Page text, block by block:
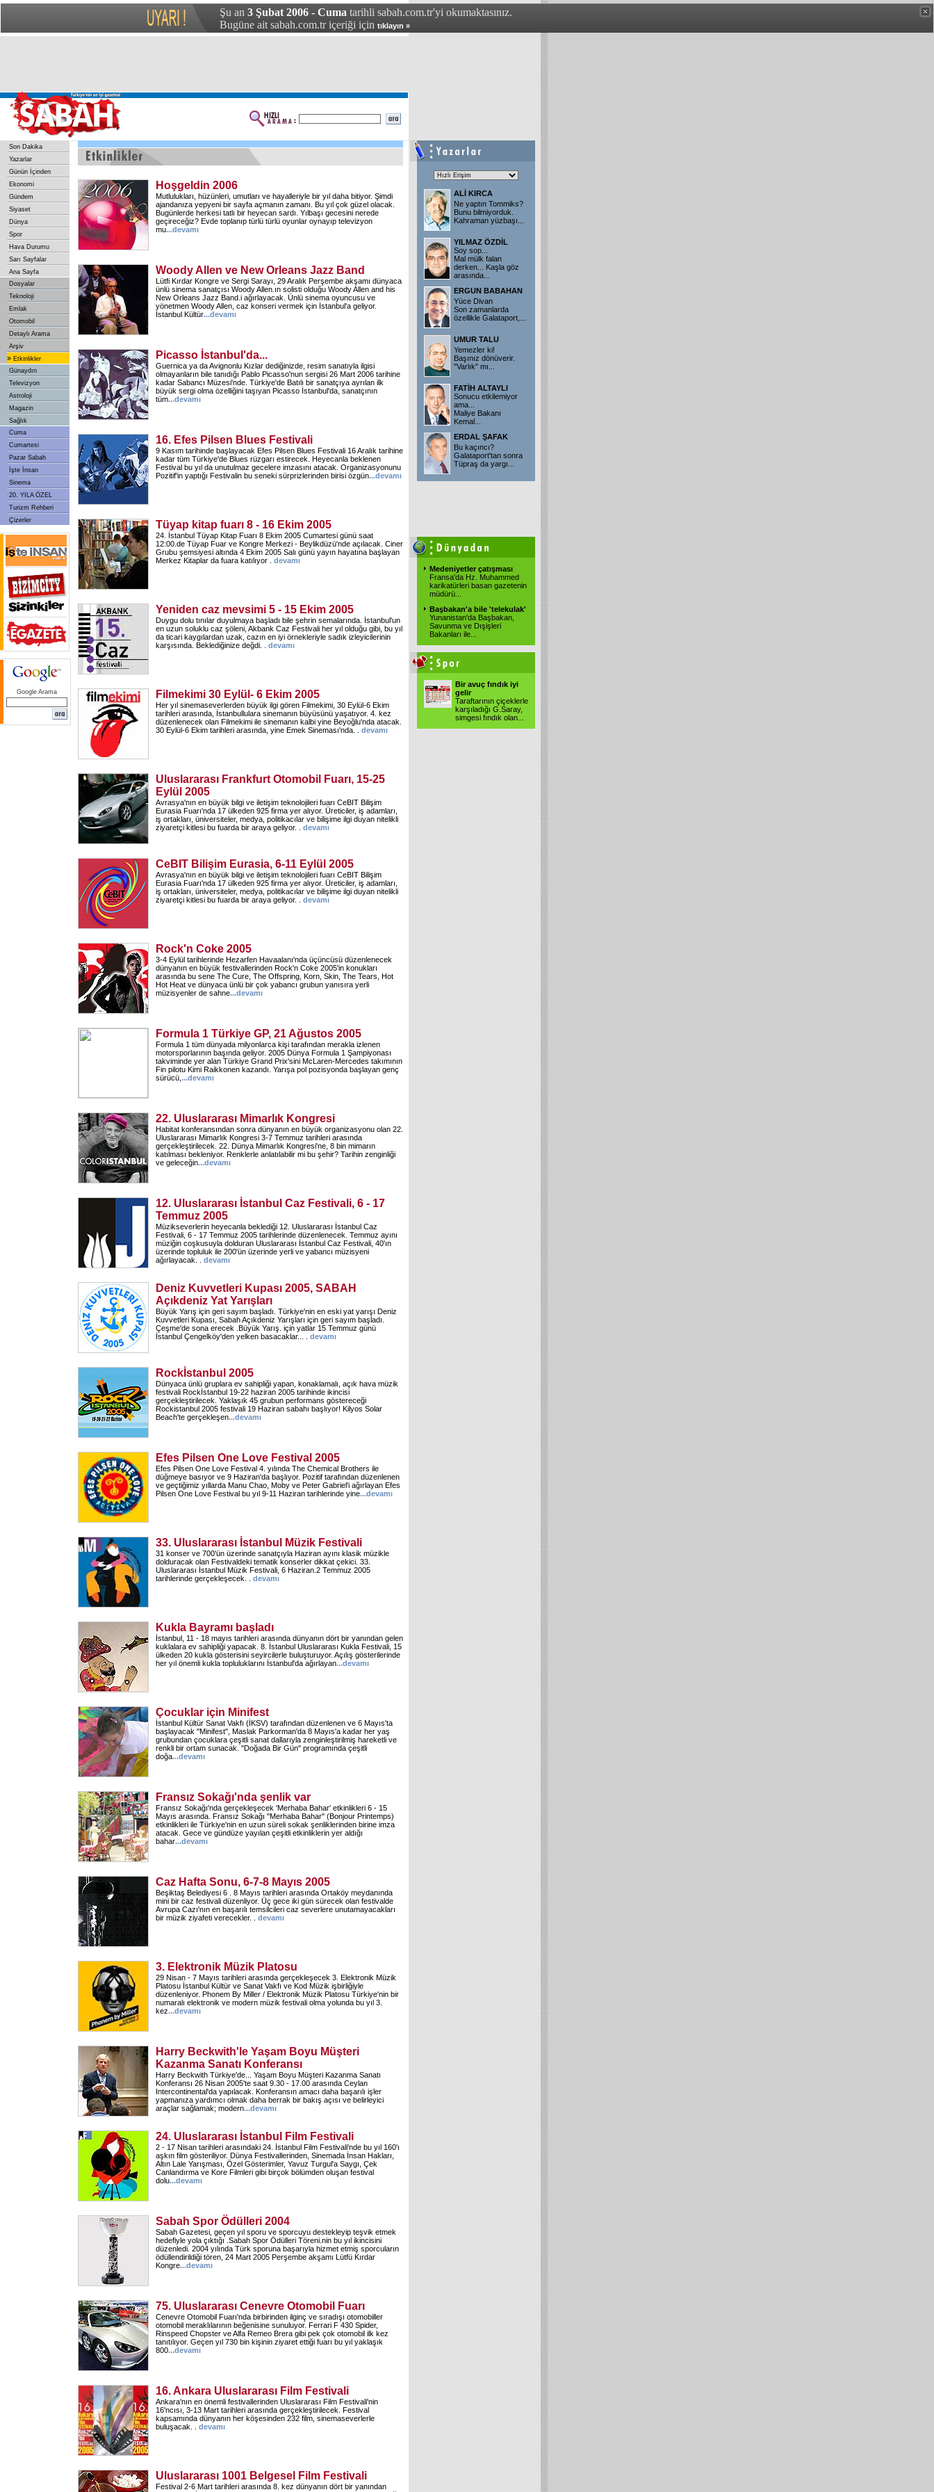
Şu an 3 Şubat 2006 - Cuma tarihli sabah.com.tr'yi okumaktasınız.
Bugüne ait sabah.com.tr içeriği için tıklayın »
Son Dakika
Yazarlar
Günün İçinden
Ekonomi
Gündem
Siyaset
Dünya
Spor
Hava Durumu
Sarı Sayfalar
Ana Sayfa
Dosyalar
Teknoloji
Emlak
Otomobil
Detaylı Arama
Arşiv
» Etkinlikler
Günaydın
Televizyon
Astroloji
Magazin
Sağlık
Cuma
Cumartesi
Pazar Sabah
İşte İnsan
Sinema
20. YILA ÖZEL
Turizm Rehberi
Çizerler
Google Arama
Hoşgeldin 2006
Mutlulukları, hüzünleri, umutları ve hayalleriyle bir yıl daha bitiyor. Şimdi
ajandanıza yepyeni bir sayfa açmanın zamanı. Bu yıl çok güzel olacak.
Bugünlerde herkesi tatlı bir heyecan sardı. Yılbaşı gecesini nerede
geçireceğiz? Evde toplanıp türlü türlü oyunlar oynayıp televizyon
mu...devamı
Woody Allen ve New Orleans Jazz Band
Lütfi Kırdar Kongre ve Sergi Sarayı, 29 Aralık Perşembe akşamı dünyaca
ünlü sinema sanatçısı Woody Allen.ın solisti olduğu Woody Allen and his
New Orleans Jazz Band.i ağırlayacak. Ünlü sinema oyuncusu ve
yönetmen Woody Allen, caz konseri vermek için İstanbul'a geliyor.
İstanbul Kültür...devamı
Picasso İstanbul'da...
Guernica ya da Avignonlu Kızlar dediğinizde, resim sanatıyla ilgisi
olmayanların bile tanıdığı Pablo Picasso'nun sergisi 26 Mart 2006 tarihine
kadar Sabancı Müzesi'nde. Türkiye'de Batılı bir sanatçıya ayrılan ilk
büyük sergi olma özelliğini taşıyan Picasso İstanbul'da, sanatçının
tüm...devamı
16. Efes Pilsen Blues Festivali
9 Kasım tarihinde başlayacak Efes Pilsen Blues Festivali 16 Aralık tarihine
kadar tüm Türkiye'de Blues rüzgarı estirecek. Heyecanla beklenen
Festival bu yıl da unutulmaz gecelere imzasını atacak. Organizasyonunu
Pozitif'in yaptığı Festivalin bu seneki sürprizlerinden birisi özgün...devamı
Tüyap kitap fuarı 8 - 16 Ekim 2005
24. İstanbul Tüyap Kitap Fuarı 8 Ekim 2005 Cumartesi günü saat
12:00.de Tüyap Fuar ve Kongre Merkezi - Beylikdüzü'nde açılacak. Ciner
Grubu şemsiyesi altında 4 Ekim 2005 Salı günü yayın hayatına başlayan
Merkez Kitaplar da fuara katılıyor . devamı
Yeniden caz mevsimi 5 - 15 Ekim 2005
Duygu dolu tınılar duyulmaya başladı bile şehrin semalarında. İstanbul'un
en uzun soluklu caz şöleni, Akbank Caz Festivali her yıl olduğu gibi, bu yıl
da ticari kaygılardan uzak, cazın en iyi örnekleriyle sadık izleyicilerinin
karşısında. Beklediğinize değdi. . devamı
Filmekimi 30 Eylül- 6 Ekim 2005
Her yıl sinemaseverlerden büyük ilgi gören Filmekimi, 30 Eylül-6 Ekim
tarihleri arasında, İstanbullulara sinemanın büyüsünü yaşatıyor. 4. kez
düzenlenecek olan Filmekimi ile sinemanın kalbi yine Beyoğlu'nda atacak.
30 Eylül-6 Ekim tarihleri arasında, yine Emek Sineması'nda. . devamı
Uluslararası Frankfurt Otomobil Fuarı, 15-25
Eylül 2005
Avrasya'nın en büyük bilgi ve iletişim teknolojileri fuarı CeBIT Bilişim
Eurasia Fuarı'nda 17 ülkeden 925 firma yer alıyor. Üreticiler, iş adamları,
iş ortakları, üniversiteler, medya, politikacılar ve bilişime ilgi duyan nitelikli
ziyaretçi kitlesi bu fuarda bir araya geliyor. . devamı
CeBIT Bilişim Eurasia, 6-11 Eylül 2005
Avrasya'nın en büyük bilgi ve iletişim teknolojileri fuarı CeBIT Bilişim
Eurasia Fuarı'nda 17 ülkeden 925 firma yer alıyor. Üreticiler, iş adamları,
iş ortakları, üniversiteler, medya, politikacılar ve bilişime ilgi duyan nitelikli
ziyaretçi kitlesi bu fuarda bir araya geliyor. . devamı
Rock'n Coke 2005
3-4 Eylül tarihlerinde Hezarfen Havaalanı'nda üçüncüsü düzenlenecek
dünyanın en büyük festivallerinden Rock'n Coke 2005'in konukları
arasında bu sene The Cure, The Offspring, Korn, Skin, The Tears, Hot
Hot Heat ve dünyaca ünlü bir çok yabancı grubun yanısıra yerli
müzisyenler de sahne...devamı
Formula 1 Türkiye GP, 21 Ağustos 2005
Formula 1 tüm dünyada milyonlarca kişi tarafından merakla izlenen
motorsporlarının başında geliyor. 2005 Dünya Formula 1 Şampiyonası
takviminde yer alan Türkiye Grand Prix'sini McLaren-Mercedes takımının
Fin pilotu Kimi Raikkonen kazandı. Yarışa pol pozisyonda başlayan genç
sürücü, ...devamı
22. Uluslararası Mimarlık Kongresi
Habitat konferansından sonra dünyanın en büyük organizasyonu olan 22.
Uluslararası Mimarlık Kongresi 3-7 Temmuz tarihleri arasında
gerçekleştirilecek. 22. Dünya Mimarlık Kongresi'ne, 8 bin mimarın
katılması bekleniyor. Renklerle anlatılabilir mi bu şehir? Tarihin zenginliği
ve geleceğin...devamı
12. Uluslararası İstanbul Caz Festivali, 6 - 17
Temmuz 2005
Müzikseverlerin heyecanla beklediği 12. Uluslararası İstanbul Caz
Festivali, 6 - 17 Temmuz 2005 tarihlerinde düzenlenecek. Temmuz ayını
müziğin coşkusuyla dolduran Uluslararası İstanbul Caz Festivali, 40'ın
üzerinde topluluk ile 200'ün üzerinde yerli ve yabancı müzisyeni
ağırlayacak. . devamı
Deniz Kuvvetleri Kupası 2005, SABAH
Açıkdeniz Yat Yarışları
Büyük Yarış için geri sayım başladı. Türkiye'nin en eski yat yarışı Deniz
Kuvvetleri Kupası, Sabah Açıkdeniz Yarışları için geri sayım başladı.
Çeşme'de sona erecek .Büyük Yarış. için yatlar 15 Temmuz günü
İstanbul Çengelköy'den yelken basacaklar... . devamı
Rockİstanbul 2005
Dünyaca ünlü gruplara ev sahipliği yapan, konaklamalı, açık hava müzik
festivali Rockİstanbul 19-22 haziran 2005 tarihinde ikincisi
gerçekleştirilecek. Yaklaşık 45 grubun performans göstereceği
Rockistanbul 2005 festivali 19 Haziran sabahı başlıyor! Kilyos Solar
Beach'te gerçekleşen...devamı
Efes Pilsen One Love Festival 2005
Efes Pilsen One Love Festival 4. yılında The Chemical Brothers ile
düğmeye basıyor ve 9 Haziran'da başlıyor. Pozitif tarafından düzenlenen
ve geçtiğimiz yıllarda Manu Chao, Moby ve Peter Gabriel'i ağırlayan Efes
Pilsen One Love Festival bu yıl 9-11 Haziran tarihlerinde yine...devamı
33. Uluslararası İstanbul Müzik Festivali
31 konser ve 700'ün üzerinde sanatçıyla Haziran ayını klasik müzikle
dolduracak olan Festivaldeki tematik konserler dikkat çekici. 33.
Uluslararası İstanbul Müzik Festivali, 6 Haziran.2 Temmuz 2005
tarihlerinde gerçekleşecek. . devamı
Kukla Bayramı başladı
İstanbul, 11 - 18 mayıs tarihleri arasında dünyanın dört bir yanından gelen
kuklalara ev sahipliği yapacak. 8. İstanbul Uluslararası Kukla Festivali, 15
ülkeden 20 kukla gösterisini seyircilerle buluşturuyor. Açılış gösterilerinde
her yıl önemli kukla topluluklarını İstanbul'da ağırlayan...devamı
Çocuklar için Minifest
İstanbul Kültür Sanat Vakfı (İKSV) tarafından düzenlenen ve 6 Mayıs'ta
başlayacak ''Minifest'', Maslak Parkorman'da 8 Mayıs'a kadar her yaş
grubundan çocuklara çeşitli sanat dallarıyla zenginleştirilmiş hareketli ve
renkli bir ortam sunacak. ''Doğada Bir Gün'' programında çeşitli
doğa...devamı
Fransız Sokağı'nda şenlik var
Fransız Sokağı'nda gerçekleşecek 'Merhaba Bahar' etkinlikleri 6 - 15
Mayıs arasında. Fransız Sokağı ''Merhaba Bahar'' (Bonjour Printemps)
etkinlikleri ile Türkiye'nin en uzun süreli sokak şenliklerinden birine imza
atacak. Gece ve gündüze yayılan çeşitli etkinliklerin yer aldığı
bahar...devamı
Caz Hafta Sonu, 6-7-8 Mayıs 2005
Beşiktaş Belediyesi 6 . 8 Mayıs tarihleri arasında Ortaköy meydanında
mini bir caz festivali düzenliyor. Üç gece iki gün sürecek olan festivalde
Avrupa Cazı'nın en başarılı temsilcileri caz severlere unutamayacakları
bir müzik ziyafeti verecekler. . devamı
3. Elektronik Müzik Platosu
29 Nisan - 7 Mayıs tarihleri arasında gerçekleşecek 3. Elektronik Müzik
Platosu İstanbul Kültür ve Sanat Vakfı ve Kod Müzik işbirliğiyle
düzenleniyor. Phonem By Miller / Elektronik Müzik Platosu Türkiye'nin bir
numaralı elektronik ve modern müzik festivali olma yolunda bu yıl 3.
kez...devamı
Harry Beckwith'le Yaşam Boyu Müşteri
Kazanma Sanatı Konferansı
Harry Beckwith Türkiye'de... Yaşam Boyu Müşteri Kazanma Sanatı
Konferansı 26 Nisan 2005'te saat 9.30 - 17.00 arasında Ceylan
Intercontinental'da yapılacak. Konferansın amacı daha başarılı işler
yapmanıza yardımcı olmak daha berrak bir bakış açısı ve belirleyici
araçlar sağlamak; modern...devamı
24. Uluslararası İstanbul Film Festivali
2 - 17 Nisan tarihleri arasındaki 24. İstanbul Film Festivali'nde bu yıl 160'ı
aşkın film gösteriliyor. Dünya Festivallerinden, Sinemada İnsan Hakları,
Altın Lale Yarışması, Özel Gösterimler, Yavuz Turgul'a Saygı, Çek
Canlandırma ve Kore Filmleri gibi birçok bölümden oluşan festival
dolu...devamı
Sabah Spor Ödülleri 2004
Sabah Gazetesi, geçen yıl sporu ve sporcuyu destekleyip teşvik etmek
hedefiyle yola çıktığı .Sabah Spor Ödülleri Töreni.nin bu yıl ikincisini
düzenledi. 2004 yılında Türk sporuna başarıyla hizmet etmiş sporcuların
ödüllendirildiği tören, 24 Mart 2005 Perşembe akşamı Lütfü Kırdar
Kongre...devamı
75. Uluslararası Cenevre Otomobil Fuarı
Cenevre Otomobil Fuarı'nda birbirinden ilginç ve sıradışı otomobiller
otomobil meraklılarının beğenisine sunuluyor. Ferrari F 430 Spider,
Rinspeed Chopster ve Alfa Remeo Brera gibi pek çok otomobil ilk kez
tanıtılıyor. Geçen yıl 730 bin kişinin ziyaret ettiği fuarı bu yıl yaklaşık
800...devamı
16. Ankara Uluslararası Film Festivali
Ankara'nın en önemli festivallerinden Uluslararası Film Festivali'nin
16'ncısı, 3-13 Mart tarihleri arasında gerçekleştirilecek. Festival
kapsamında dünyanın her köşesinden 232 film, sinemaseverlerle
buluşacak. . devamı
Uluslararası 1001 Belgesel Film Festivali
Festival 2-6 Mart tarihleri arasında 8. kez dünyanın dört bir yanından
ALİ KIRCA
Ne yaptın Tommiks?
Bunu bilmiyorduk.
Kahraman yüzbaşı...
YILMAZ ÖZDİL
Soy sop...
Mal mülk falan
derken... Kaşla göz
arasında...
ERGUN BABAHAN
Yüce Divan
Son zamanlarda
özellikle Galataport,...
UMUR TALU
Yemezler ki!
Başınız dönüverir.
"Varlık" mı...
FATİH ALTAYLI
Sonucu etkilemiyor
ama...
Maliye Bakanı
Kemal...
ERDAL ŞAFAK
Bu kaçıncı?
Galataport'tan sonra
Tüpraş da yargı...
Medeniyetler çatışması
Fransa'da Hz. Muhammed
karikatürleri basan gazetenin
müdürü...
Başbakan'a bile 'telekulak'
Yunanistan'da Başbakan,
Savunma ve Dışişleri
Bakanları ile...
Bir avuç fındık iyi
gelir
Taraftarının çiçeklerle
karşıladığı G.Saray,
simgesi fındık olan...